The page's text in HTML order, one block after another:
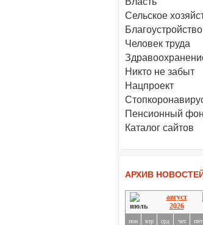
Сельское
Благоустройство
Человек труда
Никто не забыт
Нацпроект
Пенсионный
Каталог сайтов
АРХИВ
август
2026
пон втр срд чет пят